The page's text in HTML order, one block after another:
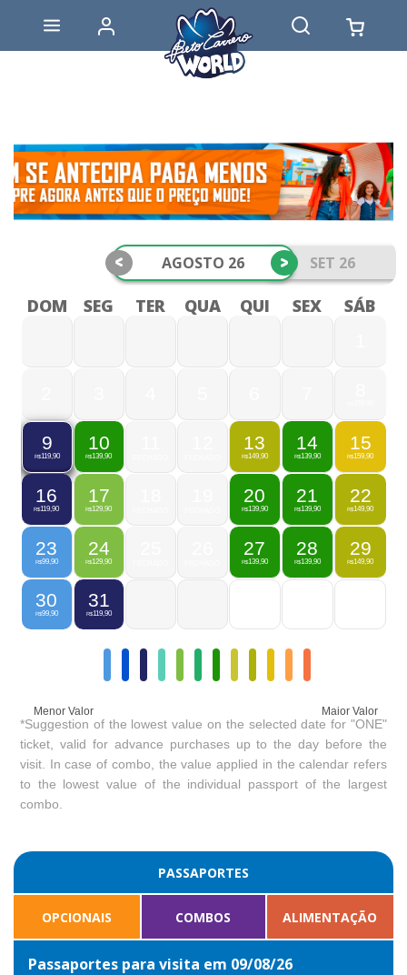
AGOSTO 26 SET 26
< >
DOM SEG TER QUA QUI SEX SÁB
9
R$119,90
10
R$139,90
13
R$149,90
14
R$139,90
15
R$159,90
16
R$119,90
17
R$129,90
20
R$139,90
21
R$139,90
22
R$149,90
23
R$99,90
24
R$129,90
27
R$139,90
28
R$139,90
29
R$149,90
30
R$99,90
31
R$119,90
Menor Valor Maior Valor
*Suggestion of the lowest value on the selected date for "ONE"
ticket, valid for advance purchases up to the day before the
visit. In case of combo, the value applied in the calendar refers
to the lowest value of the individual passport of the largest
combo.
PASSAPORTES
OPCIONAIS COMBOS ALIMENTAÇÃO
Passaportes para visita em 09/08/26